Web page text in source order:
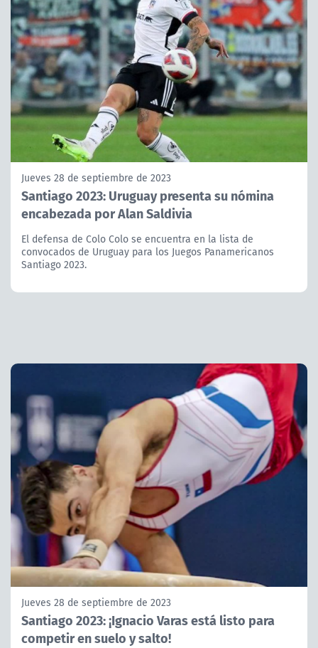
Jueves 28 de septiembre de 2023
Santiago 2023: Uruguay presenta su nómina
encabezada por Alan Saldivia
El defensa de Colo Colo se encuentra en la lista de
convocados de Uruguay para los Juegos Panamericanos
Santiago 2023.
Jueves 28 de septiembre de 2023
Santiago 2023: ¡Ignacio Varas está listo para
competir en suelo y salto!